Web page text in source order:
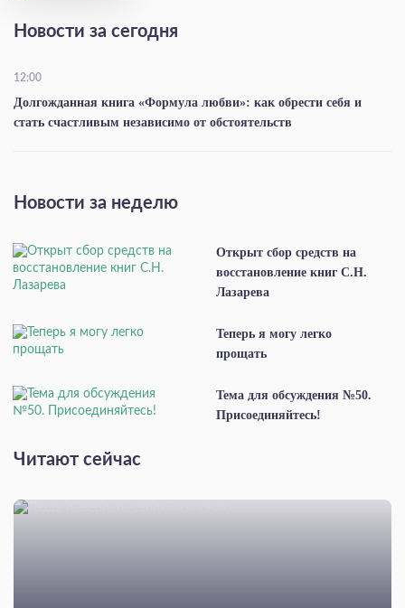
Новости за сегодня
12:00
Долгожданная книга «Формула любви»: как обрести себя и
стать счастливым независимо от обстоятельств
Новости за неделю
Открыт сбор средств на
восстановление книг С.Н.
Лазарева
Теперь я могу легко
прощать
Тема для обсуждения №50.
Присоединяйтесь!
Читают сейчас